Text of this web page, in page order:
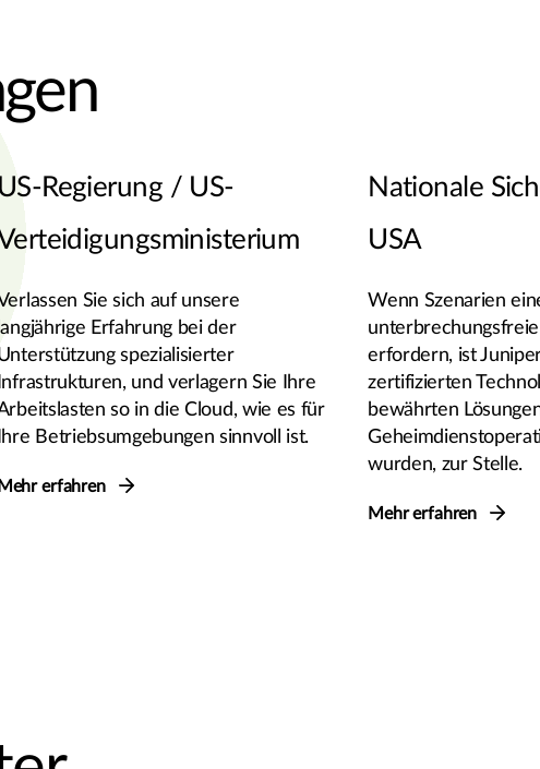
US-Regierung / US-
Sie sich auf unsere
langjährige Erfahrung bei der
spezialisierter
Infrastrukturen, und verlagern Sie Ihre
so in die Cloud, wie es für
Ihre Betriebsumgebungen sinnvoll ist.
Mehr erfahren
Nationale
USA
Wenn Szenarien
erfordern, ist
zertifizierten
bewährten
wurden, zur Stelle.
Mehr erfahren